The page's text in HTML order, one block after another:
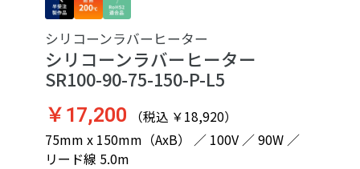
シリコーンラバーヒーター
シリコーンラバーヒーター
SR100-90-75-150-P-L5
￥17,200 （税込 ￥18,920）
75mm x 150mm（AxB） ／ 100V ／ 90W ／
リード線 5.0m